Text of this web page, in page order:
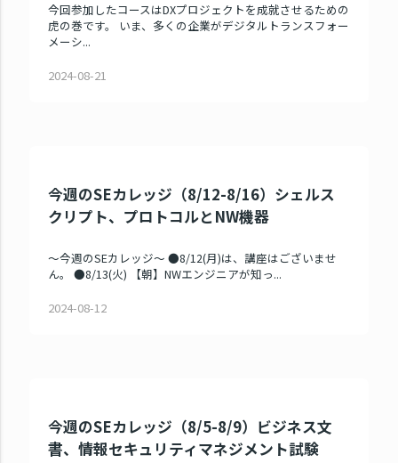
今回参加したコースはDXプロジェクトを成就させるための
虎の巻です。 いま、多くの企業がデジタルトランスフォー
メーシ...
2024-08-21
今週のSEカレッジ（8/12-8/16）シェルス
クリプト、プロトコルとNW機器
～今週のSEカレッジ～ ●8/12(月)は、講座はございませ
ん。 ●8/13(火) 【朝】NWエンジニアが知っ...
2024-08-12
今週のSEカレッジ（8/5-8/9）ビジネス文
書、情報セキュリティマネジメント試験